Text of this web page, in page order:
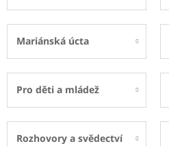
Mariánská úcta
Pro děti a mládež
Rozhovory a svědectví